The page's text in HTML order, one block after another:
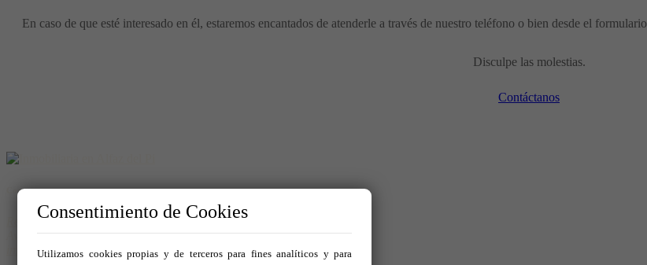
En caso de que esté interesado en él, estaremos encantados de atenderle a través de nuestro teléfono o bien desde el
Disculpe las molestias.
Contáctanos
Contacto
Real Homes
Avda. del Albir 159 - Local 1 03581 – Alfaz del Pi
info@realhomespain.com
Consentimiento de Cookies
Utilizamos cookies propias y de terceros para fines analíticos y para